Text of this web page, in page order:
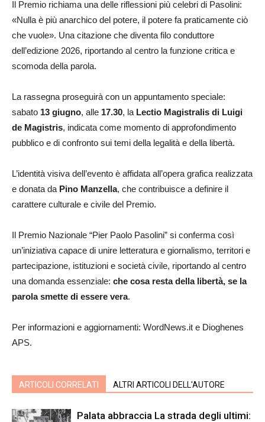
Il Premio richiama una delle riflessioni più celebri di Pasolini:
«Nulla è più anarchico del potere, il potere fa praticamente ciò
che vuole». Una citazione che diventa filo conduttore
dell’edizione 2026, riportando al centro la funzione critica e
scomoda della parola.
La rassegna proseguirà con un appuntamento speciale:
sabato 13 giugno, alle 17.30, la Lectio Magistralis di Luigi
de Magistris, indicata come momento di approfondimento
pubblico e di confronto sui temi della legalità e della libertà.
L’identità visiva dell’evento è affidata all’opera grafica realizzata
e donata da Pino Manzella, che contribuisce a definire il
carattere culturale e civile del Premio.
Il Premio Nazionale “Pier Paolo Pasolini” si conferma così
un’iniziativa capace di unire letteratura e giornalismo, territori e
partecipazione, istituzioni e società civile, riportando al centro
una domanda essenziale: che cosa resta della libertà, se la
parola smette di essere vera.
Per informazioni e aggiornamenti: WordNews.it e Dioghenes
APS.
ARTICOLI CORRELATI ALTRI ARTICOLI DELL'AUTORE
Palata abbraccia La strada degli ultimi: